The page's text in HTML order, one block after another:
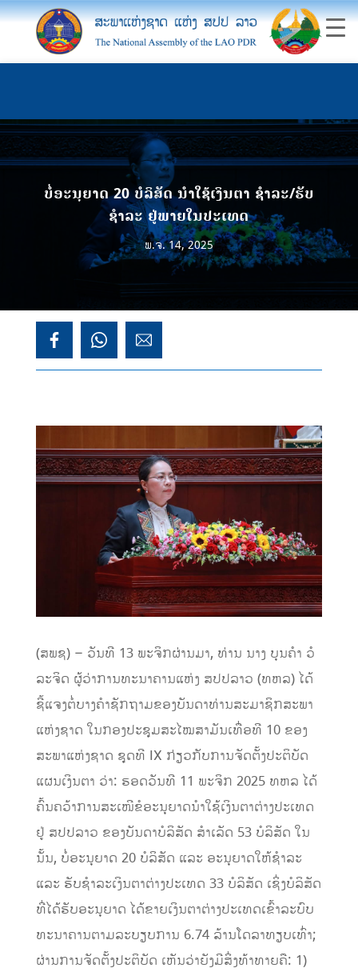
ບໍ່ອະນຸຍາດ 20 ບໍລິສັດ ນໍາໃຊ້ເງິນຕາ ຊໍາລະ/ຮັບ
ຊຳລະ ຢູ່ພາຍໃນປະເທດ
ພ.ຈ. 14, 2025
(ສພຊ) – ວັນທີ 13 ພະຈິກຜ່ານມາ, ທ່ານ ນາງ ບຸນຄໍາ ວໍ
ລະຈິດ ຜູ້ວ່າການທະນາຄານແຫ່ງ ສປປລາວ (ທຫລ) ໄດ້
ຊີ້ແຈງຕໍ່ບາງຄຳຊັກຖາມຂອງບັນດາທ່ານສະມາຊິກສະພາ
ແຫ່ງຊາດ ໃນກອງປະຊຸມສະໄໝສາມັນເທື່ອທີ 10 ຂອງ
ສະພາແຫ່ງຊາດ ຊຸດທີ IX ກ່ຽວກັບການຈັດຕັ້ງປະຕິບັດ
ແຜນເງິນຕາ ວ່າ: ຮອດວັນທີ 11 ພະຈິກ 2025 ທຫລ ໄດ້
ຄົ້ນຄວ້າການສະເໜີຂໍອະນຸຍາດນໍາໃຊ້ເງິນຕາຕ່າງປະເທດ
ຢູ່ ສປປລາວ ຂອງບັນດາບໍລິສັດ ສໍາເລັດ 53 ບໍລິສັດ ໃນ
ນັ້ນ, ບໍ່ອະນຸຍາດ 20 ບໍລິສັດ ແລະ ອະນຸຍາດໃຫ້ຊໍາລະ
ແລະ ຮັບຊຳລະເງິນຕາຕ່າງປະເທດ 33 ບໍລິສັດ ເຊິ່ງບໍລິສັດ
ທີ່ໄດ້ຮັບອະນຸຍາດ ໄດ້ຂາຍເງິນຕາຕ່າງປະເທດເຂົ້າລະບົບ
ທະນາຄານຕາມລະບຽບການ 6.74 ລ້ານໂດລາທຽບເທົ່າ;
ຜ່ານການຈັດຕັ້ງປະຕິບັດ ເຫັນວ່າຍັງມີສິ່ງທ້າທາຍຄື: 1)